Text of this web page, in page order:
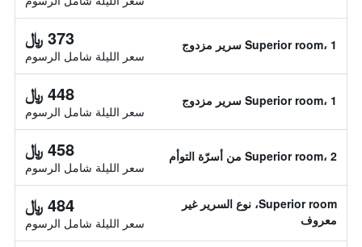
Superior room، 1 سرير مزدوج 373 ﷼
سعر الليلة شامل الرسوم
Superior room، 1 سرير مزدوج 448 ﷼
سعر الليلة شامل الرسوم
Superior room، 2 من أسرّة التوأم 458 ﷼
سعر الليلة شامل الرسوم
Superior room، نوع السرير غير
معروف
484 ﷼
سعر الليلة شامل الرسوم